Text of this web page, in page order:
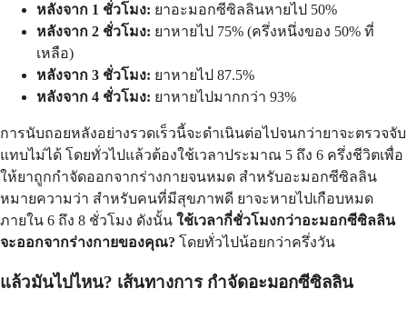
หลังจาก 1 ชั่วโมง: ยาอะมอกซีซิลลินหายไป 50%
หลังจาก 2 ชั่วโมง: ยาหายไป 75% (ครึ่งหนึ่งของ 50% ที่
เหลือ)
หลังจาก 3 ชั่วโมง: ยาหายไป 87.5%
หลังจาก 4 ชั่วโมง: ยาหายไปมากกว่า 93%
การนับถอยหลังอย่างรวดเร็วนี้จะดำเนินต่อไปจนกว่ายาจะตรวจจับ
แทบไม่ได้ โดยทั่วไปแล้วต้องใช้เวลาประมาณ 5 ถึง 6 ครึ่งชีวิตเพื่อ
ให้ยาถูกกำจัดออกจากร่างกายจนหมด สำหรับอะมอกซีซิลลิน
หมายความว่า สำหรับคนที่มีสุขภาพดี ยาจะหายไปเกือบหมด
ภายใน 6 ถึง 8 ชั่วโมง ดังนั้น ใช้เวลากี่ชั่วโมงกว่าอะมอกซีซิลลิน
จะออกจากร่างกายของคุณ? โดยทั่วไปน้อยกว่าครึ่งวัน
แล้วมันไปไหน? เส้นทางการ กำจัดอะมอกซีซิลลิน